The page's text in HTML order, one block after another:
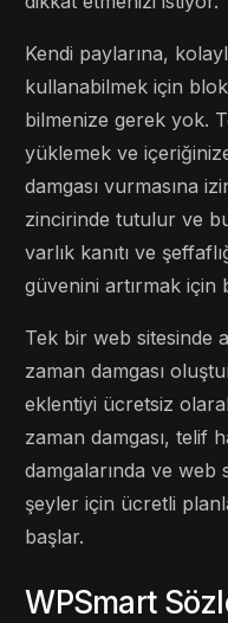
Kendi paylarına,
kullanabilmek için
bilmenize gerek yok.
yüklemek ve
damgası vurmasına
zincirinde tutulur ve
varlık kanıtı ve
güvenini artırmak için
Tek bir web sitesinde
zaman damgası
eklentiyi ücretsiz
zaman damgası, telif
damgalarında ve web
şeyler için ücretli
başlar.
WPSmart